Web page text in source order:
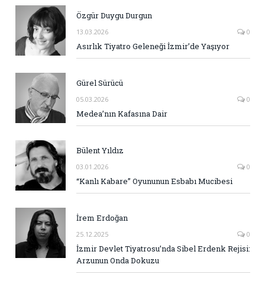
Özgür Duygu Durgun
13.03.2026 0
Asırlık Tiyatro Geleneği İzmir’de Yaşıyor
Gürel Sürücü
05.03.2026 0
Medea’nın Kafasına Dair
Bülent Yıldız
03.01.2026 0
“Kanlı Kabare” Oyununun Esbabı Mucibesi
İrem Erdoğan
25.12.2025 0
İzmir Devlet Tiyatrosu’nda Sibel Erdenk Rejisi:
Arzunun Onda Dokuzu